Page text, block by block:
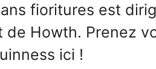
fioritures est
de Howth. Prenez
ici !